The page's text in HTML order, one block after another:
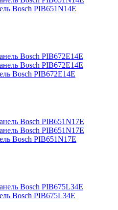
Bosch PIB651N14E
Bosch PIB672E14E
Bosch PIB651N17E
Bosch PIB675L34E